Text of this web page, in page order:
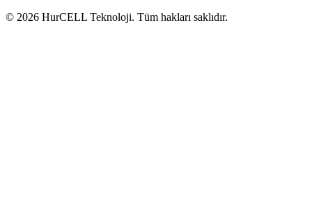
© 2026 HurCELL Teknoloji. Tüm hakları saklıdır.